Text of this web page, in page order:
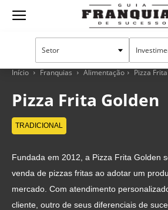
Guia
Franquias
Sucesso
Início Franquias Alimentação Pizza
Pizza Frita Golden
TRADICIONAL
Fundada em 2012, a Pizza Frita Golden
venda de pizzas fritas ao adotar um
mercado. Com atendimento
cliente, outro de seus diferenciais de